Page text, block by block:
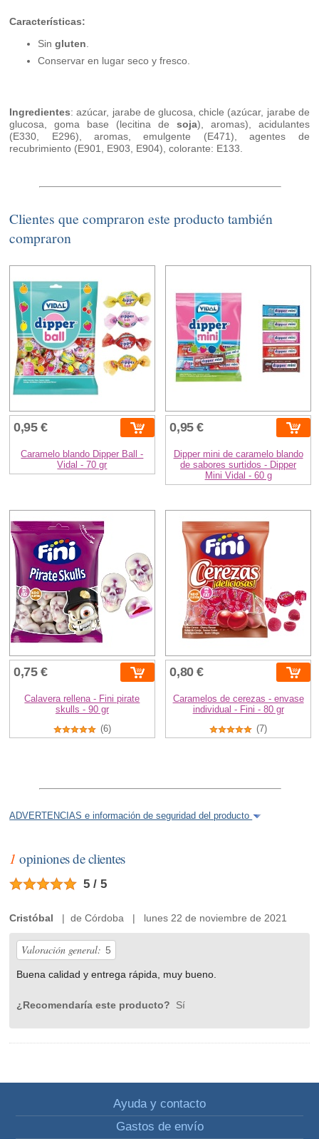
Características:
Singluten.
Conservar en lugar seco y fresco.
Ingredientes: azúcar, jarabe de glucosa, chicle (azúcar, jarabe de
glucosa, goma base (lecitina de soja), aromas), acidulantes
(E330, E296), aromas, emulgente (E471), agentes de
recubrimiento (E901, E903, E904), colorante: E133.
Clientes que compraron este producto también
compraron
0,95 €
Caramelo blando Dipper Ball -
Vidal - 70 gr
0,95 €
Dipper mini de caramelo blando
de sabores surtidos - Dipper
Mini Vidal - 60 g
0,75 €
Calavera rellena - Fini pirate
skulls - 90 gr
(6)
0,80 €
Caramelos de cerezas - envase
individual - Fini - 80 gr
(7)
ADVERTENCIAS e información de seguridad del producto
1 opiniones de clientes
5 / 5
Cristóbal | de Córdoba | lunes 22 de noviembre de 2021
Valoración general: 5
Buena calidad y entrega rápida, muy bueno.
¿Recomendaría este producto? Sí
Ayuda y contacto
Gastos de envío